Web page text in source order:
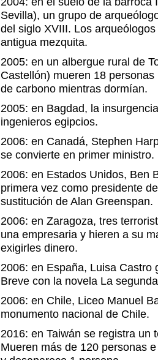
Sevilla), un grupo de
del siglo XVIII. Los
antigua mezquita.
2005: en un albergue rural de
Castellón) mueren 18
de carbono mientras dormían.
2005: en Bagdad, la
ingenieros egipcios.
2006: en Canadá, Stephen
se convierte en primer ministro.
2006: en Estados Unidos, Ben
primera vez como presidente
sustitución de Alan Greenspan.
2006: en Zaragoza, tres
una empresaria y hieren a su
exigirles dinero.
2006: en España, Luisa Castro
Breve con la novela La
2006: en Chile, Liceo Manuel
monumento nacional de Chile.
2016: en Taiwán se registra un
Mueren más de 120 personas